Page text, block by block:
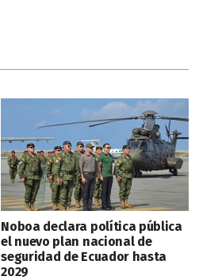
Noboa declara política pública
el nuevo plan nacional de
seguridad de Ecuador hasta
2029